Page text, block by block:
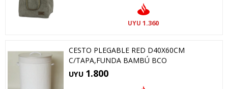
UYU 1.360
CESTO PLEGABLE RED D40X60CM
C/TAPA,FUNDA BAMBÚ BCO
UYU 1.800